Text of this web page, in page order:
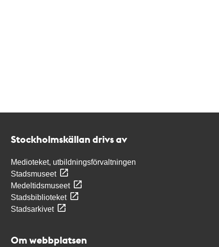
Stockholmskällan drivs av
Medioteket, utbildningsförvaltningen
Stadsmuseet
Medeltidsmuseet
Stadsbiblioteket
Stadsarkivet
Om webbplatsen